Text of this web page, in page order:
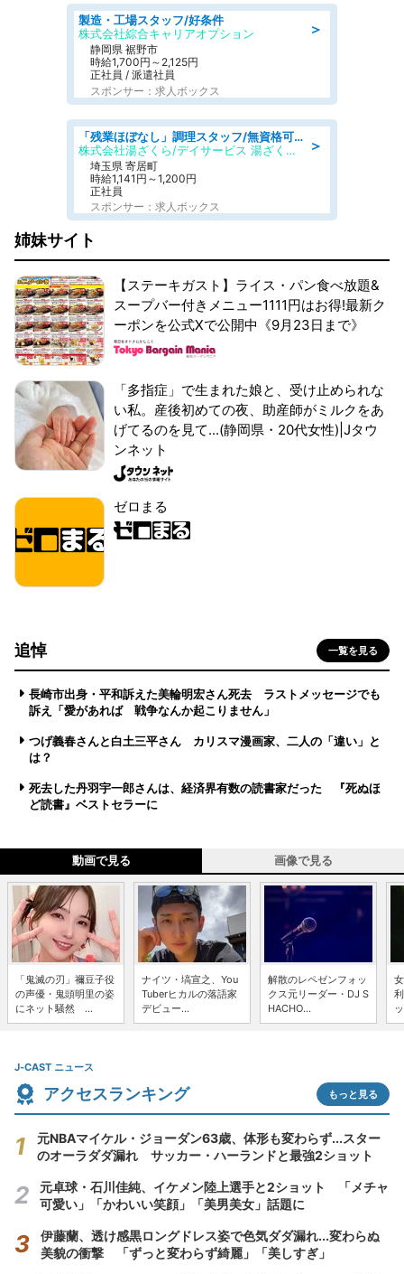
＞
製造・工場スタッフ/好条件
株式会社綜合キャリアオプション
静岡県 裾野市
時給1,700円～2,125円
正社員 / 派遣社員
スポンサー：求人ボックス
＞
「残業ほぼなし」調理スタッフ/無資格可/正職員/日勤のみ/デイサービス/社会保障完備
株式会社湯ざくら/デイサービス 湯ざくらケアリゾート
埼玉県 寄居町
時給1,141円～1,200円
正社員
スポンサー：求人ボックス
姉妹サイト
【ステーキガスト】ライス・パン食べ放題&
スープバー付きメニュー1111円はお得!最新ク
ーポンを公式Xで公開中《9月23日まで》
「多指症」で生まれた娘と、受け止められな
い私。産後初めての夜、助産師がミルクをあ
げてるのを見て...(静岡県・20代女性)|Jタウ
ンネット
ゼロまる
追悼 一覧を見る
長崎市出身・平和訴えた美輪明宏さん死去 ラストメッセージでも
訴え「愛があれば 戦争なんか起こりません」
つげ義春さんと白土三平さん カリスマ漫画家、二人の「違い」と
は？
死去した丹羽宇一郎さんは、経済界有数の読書家だった 『死ぬほ
ど読書』ベストセラーに
動画で見る 画像で見る
「鬼滅の刃」禰豆子役
の声優・鬼頭明里の姿
にネット騒然 ...
ナイツ・塙宣之、You
Tuberヒカルの落語家
デビュー...
解散のレペゼンフォッ
クス元リーダー・DJ S
HACHO...
J-CAST ニュース
アクセスランキング もっと見る
元NBAマイケル・ジョーダン63歳、体形も変わらず...スター
のオーラダダ漏れ サッカー・ハーランドと最強2ショット
元卓球・石川佳純、イケメン陸上選手と2ショット 「メチャ
可愛い」「かわいい笑顔」「美男美女」話題に
伊藤蘭、透け感黒ロングドレス姿で色気ダダ漏れ...変わらぬ
美貌の衝撃 「ずっと変わらず綺麗」「美しすぎ」